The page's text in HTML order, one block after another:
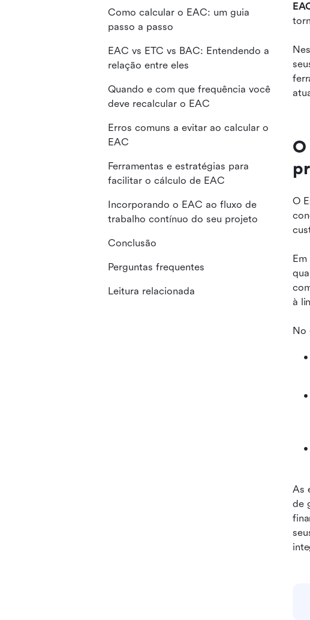
O
à
No
As
de
Como calcular o EAC: um guia
passo a passo
EAC vs ETC vs BAC: Entendendo a
relação entre eles
Quando e com que frequência você
deve recalcular o EAC
Erros comuns a evitar ao calcular o
EAC
Ferramentas e estratégias para
facilitar o cálculo de EAC
Incorporando o EAC ao fluxo de
trabalho contínuo do seu projeto
Conclusão
Perguntas frequentes
Leitura relacionada